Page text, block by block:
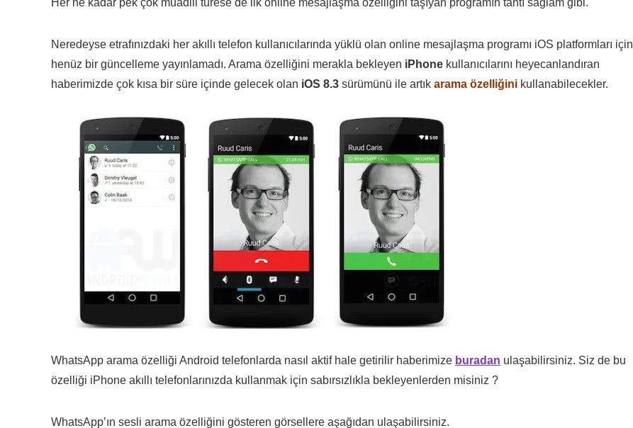
Her ne kadar pek çok muadili türese de ilk online mesajlaşma özelliğini taşıyan programın tahtı sağlam gibi.
Neredeyse etrafınızdaki her akıllı telefon kullanıcılarında yüklü olan online mesajlaşma programı iOS platformları için
henüz bir güncelleme yayınlamadı. Arama özelliğini merakla bekleyen iPhone kullanıcılarını heyecanlandıran
haberimizde çok kısa bir süre içinde gelecek olan iOS 8.3 sürümünü ile artık arama özelliğini kullanabilecekler.
WhatsApp arama özelliği Android telefonlarda nasıl aktif hale getirilir haberimize buradan ulaşabilirsiniz. Siz de bu
özelliği iPhone akıllı telefonlarınızda kullanmak için sabırsızlıkla bekleyenlerden misiniz ?
WhatsApp’ın sesli arama özelliğini gösteren görsellere aşağıdan ulaşabilirsiniz.